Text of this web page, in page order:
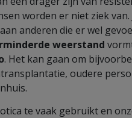
worden er niet ziek
anderen die er wel
weerstand
. Het kan gaan om
oudere
te vaak gebruikt en